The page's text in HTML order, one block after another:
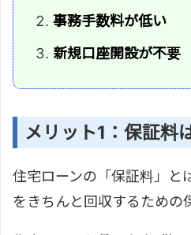
事務手数料が低い
新規口座開設が不要
メリット1：保証料
住宅ローンの「保証料」と
をきちんと回収するための